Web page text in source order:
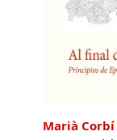
Marià Corbí